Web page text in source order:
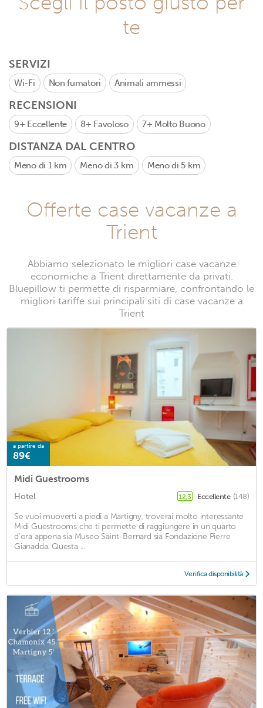
te
SERVIZI
Wi-Fi Non fumatori Animali ammessi
RECENSIONI
9+ Eccellente 8+ Favoloso 7+ Molto Buono
DISTANZA DAL CENTRO
Meno di 1 km Meno di 3 km Meno di 5 km
Offerte case vacanze a
Trient
Abbiamo selezionato le migliori case vacanze
economiche a Trient direttamente da privati.
Bluepillow ti permette di risparmiare, confrontando le
migliori tariffe sui principali siti di case vacanze a
Trient
a partire da
89€
Midi Guestrooms
Hotel 12,3 Eccellente (148)
Se vuoi muoverti a piedi a Martigny, troverai molto interessante
Midi Guestrooms che ti permette di raggiungere in un quarto
d'ora appena sia Museo Saint-Bernard sia Fondazione Pierre
Gianadda. Questa ...
Verifica disponibilità